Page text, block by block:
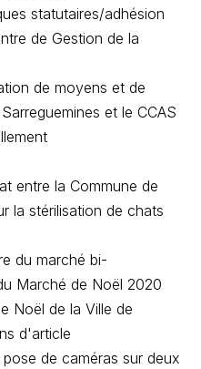
statutaires/adhésion
de Gestion de la
de moyens et de
et le CCAS
entre la Commune de
la stérilisation de chats
du marché bi-
Marché de Noël 2020
Noël de la Ville de
d'article
de caméras sur deux